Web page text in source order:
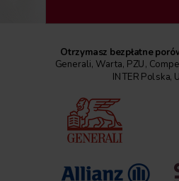
Otrzymasz bezpłatne
Generali, Warta, PZU,
INTER Polska,